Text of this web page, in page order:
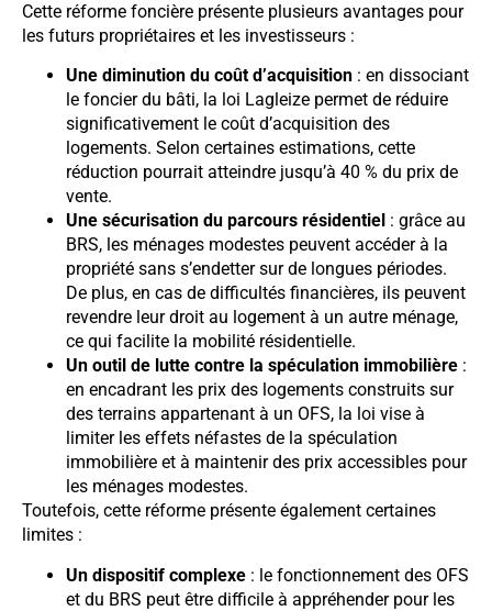
Cette réforme foncière présente plusieurs avantages pour
les futurs propriétaires et les investisseurs :
Une diminution du coût d’acquisition : en dissociant
le foncier du bâti, la loi Lagleize permet de réduire
significativement le coût d’acquisition des
logements. Selon certaines estimations, cette
réduction pourrait atteindre jusqu’à 40 % du prix de
vente.
Une sécurisation du parcours résidentiel : grâce au
BRS, les ménages modestes peuvent accéder à la
propriété sans s’endetter sur de longues périodes.
De plus, en cas de difficultés financières, ils peuvent
revendre leur droit au logement à un autre ménage,
ce qui facilite la mobilité résidentielle.
Un outil de lutte contre la spéculation immobilière :
en encadrant les prix des logements construits sur
des terrains appartenant à un OFS, la loi vise à
limiter les effets néfastes de la spéculation
immobilière et à maintenir des prix accessibles pour
les ménages modestes.
Toutefois, cette réforme présente également certaines
limites :
Un dispositif complexe : le fonctionnement des OFS
et du BRS peut être difficile à appréhender pour les